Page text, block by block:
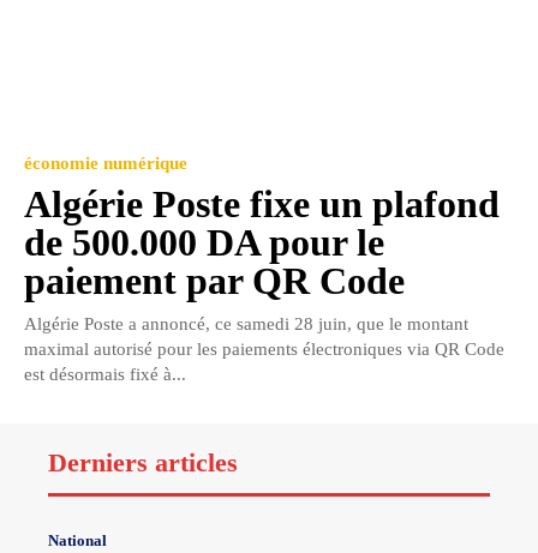
économie numérique
Algérie Poste fixe un plafond
de 500.000 DA pour le
paiement par QR Code
Algérie Poste a annoncé, ce samedi 28 juin, que le montant
maximal autorisé pour les paiements électroniques via QR Code
est désormais fixé à...
Derniers articles
National